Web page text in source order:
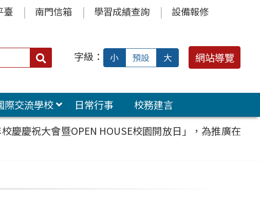
臺 南門信箱 學習成績查詢 設備報修
搜
字級： 小 預設 大 網站導覽
際交流學校 日常行事
校務建言
慶慶祝大會暨OPEN HOUSE校園開放日」，為推廣在